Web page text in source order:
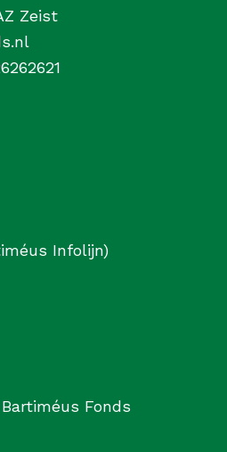
Zeist
Infolijn)
Fonds